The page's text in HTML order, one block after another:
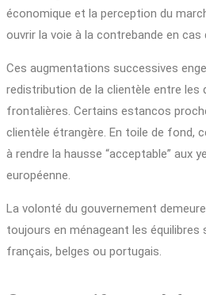
économique et la perception du
ouvrir la voie à la contrebande en
Ces augmentations successives
redistribution de la clientèle entre
frontalières. Certains estancos
clientèle étrangère. En toile de fond,
à rendre la hausse “acceptable” aux
européenne.
La volonté du gouvernement
toujours en ménageant les
français, belges ou portugais.